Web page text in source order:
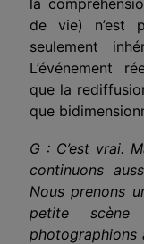
de vie) n’est
seulement
L’événement
que la
que
G : C’est vrai.
continuons
Nous prenons
petite
photographions